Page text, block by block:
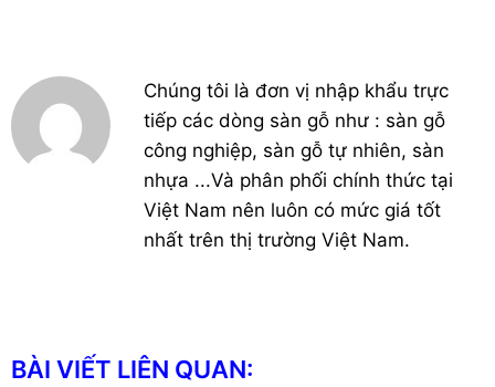
Chúng tôi là đơn vị nhập khẩu trực
tiếp các dòng sàn gỗ như : sàn gỗ
công nghiệp, sàn gỗ tự nhiên, sàn
nhựa ...Và phân phối chính thức tại
Việt Nam nên luôn có mức giá tốt
nhất trên thị trường Việt Nam.
BÀI VIẾT LIÊN QUAN: